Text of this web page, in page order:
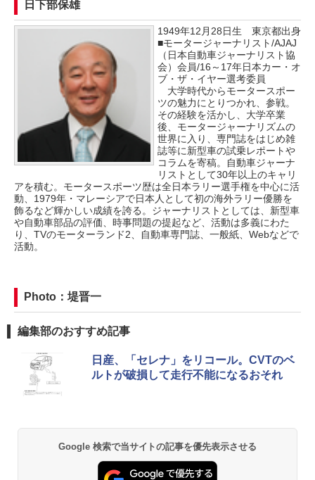
日下部保雄
1949年12月28日生 東京都出身
■モータージャーナリスト/AJAJ
（日本自動車ジャーナリスト協
会）会員/16～17年日本カー・オ
ブ・ザ・イヤー選考委員
大学時代からモータースポー
ツの魅力にとりつかれ、参戦。
その経験を活かし、大学卒業
後、モータージャーナリズムの
世界に入り、専門誌をはじめ雑
誌等に新型車の試乗レポートや
コラムを寄稿。自動車ジャーナ
リストとして30年以上のキャリ
アを積む。モータースポーツ歴は全日本ラリー選手権を中心に活
動、1979年・マレーシアで日本人として初の海外ラリー優勝を
飾るなど輝かしい成績を誇る。ジャーナリストとしては、新型車
や自動車部品の評価、時事問題の提起など、活動は多義にわた
り、TVのモーターランド2、自動車専門誌、一般紙、Webなどで
活動。
Photo：堤晋一
編集部のおすすめ記事
日産、「セレナ」をリコール。CVTのベ
ルトが破損して走行不能になるおそれ
Google 検索で当サイトの記事を優先表示させる